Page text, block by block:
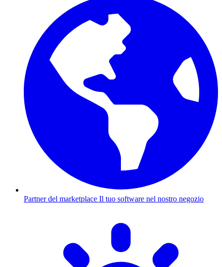
Partner del marketplace Il tuo software nel nostro negozio